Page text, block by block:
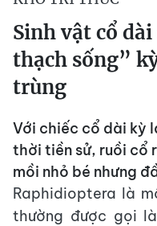
Sinh vật cổ
thạch sống”
trùng
Với chiếc cổ dài kỳ
thời tiền sử, ruồi cổ
mồi nhỏ bé nhưng
Raphidioptera là
thường được gọi